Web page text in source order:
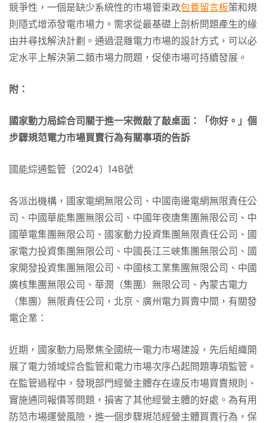
競爭性，一個是缺少系統性的市場管束政包養留言板策和規
則隱式增添發電市場力。需求從最基礎上剖析問題產生的緣
由并尋找解決計劃。通過混雜電力市場的設計方式，可以必
定水平上解決第二類市場力問題，促使市場可持續發展。
附：
國家動力局綜合司關于進一宋微敲了敲桌面：「你好。」個
步驟規范電力市場買賣行為有關事項的告訴
國能綜通監管〔2024〕148號
各派出機構，國家電網無限公司、中國南邊電網無限責任公
司、中國華能集團無限公司、中國年夜唐集團無限公司、中
國華電集團無限公司、國家動力投資集團無限責任公司、國
家電力投資集團無限公司、中國長江三峽集團無限公司、國
家開發投資集團無限公司、中國核工業集團無限公司、中國
廣核集團無限公司、華潤（集團）無限公司、內蒙古電力
（集團）無限責任公司，北京、廣州電力買賣中間，有關發
電企業：
近期，國家動力局聚焦全國統一電力市場建設，先后組織開
展了電力領域綜合監管和電力市場次序凸起問題專項監管。
在監管過程中，發現部門經營主體存在違反市場買賣規則、
實施通同報價等問題，損害了其他經營主體的好處。為有用
防范市場運營風險，進一個步驟規范經營主體買賣行為，保